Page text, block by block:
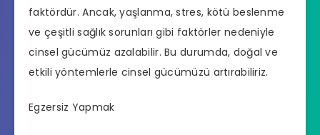
faktördür. Ancak, yaşlanma, stres, kötü beslenme
ve çeşitli sağlık sorunları gibi faktörler nedeniyle
cinsel gücümüz azalabilir. Bu durumda, doğal ve
etkili yöntemlerle cinsel gücümüzü artırabiliriz.
Egzersiz Yapmak